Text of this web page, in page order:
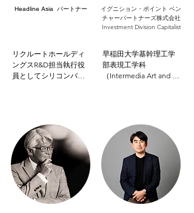
ポートをメインに、ク
会・自然への貢献を一
番重要視している。
Headline Asia パートナー
リクルートホールディ
ングスR&D担当執行役
員としてシリコンバレ
とした新規事業提案制
度『Ring』を管掌。
MUFGのCVCである
MUFGイノベーションパ
ートナーズでは取締役
副社長兼最高投資責任
者として投資戦略の立
案と実行を指揮した。
したのち、現在のネッ
ト通販事業を2005年に
開始。スマホを使った
ョンに特化したビジネ
スモデルで、2013年に
東証マザーズへの上場
IPO経営者仲間らの協力
により一般社団法人日
本スタートアップ支援
協会を設立し、起業家
が最短最速でEXITでき
るように、IPOやM&Aを
目標としたスタートア
ップ専門のベンチャー
イグニション・ポイント ベン
チャーパートナーズ株式会社
Investment Division Capitalist
早稲田大学基幹理工学
部表現工学科
（Intermedia Art and
イントへ入社し、戦略
コンサルティングを経
験後、同グループ投資
部門である現職へ参
画。現在は、アパレ
ル・小売・デベロッパ
ー系の二人組合CVCにお
けるスタートアップ投